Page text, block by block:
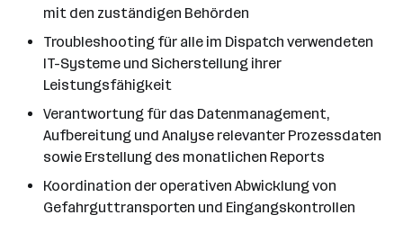
mit den zuständigen Behörden
Troubleshooting für alle im Dispatch verwendeten
IT-Systeme und Sicherstellung ihrer
Leistungsfähigkeit
Verantwortung für das Datenmanagement,
Aufbereitung und Analyse relevanter Prozessdaten
sowie Erstellung des monatlichen Reports
Koordination der operativen Abwicklung von
Gefahrguttransporten und Eingangskontrollen